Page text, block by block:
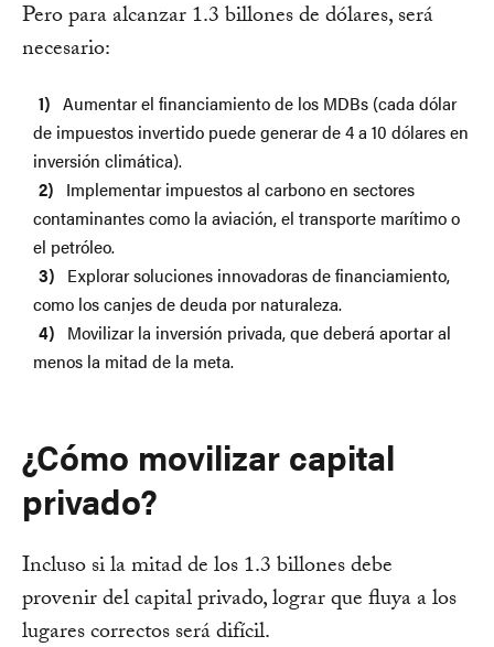
Pero para alcanzar 1.3 billones de dólares, será
necesario:
Aumentar el financiamiento de los MDBs (cada dólar
de impuestos invertido puede generar de 4 a 10 dólares en
inversión climática).
Implementar impuestos al carbono en sectores
contaminantes como la aviación, el transporte marítimo o
el petróleo.
Explorar soluciones innovadoras de financiamiento,
como los canjes de deuda por naturaleza.
Movilizar la inversión privada, que deberá aportar al
menos la mitad de la meta.
¿Cómo movilizar capital
privado?
Incluso si la mitad de los 1.3 billones debe
provenir del capital privado, lograr que fluya a los
lugares correctos será difícil.